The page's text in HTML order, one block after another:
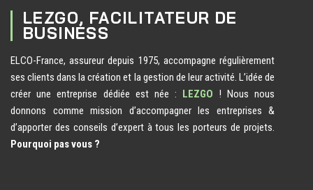
LEZGO, FACILITATEUR DE
BUSINESS
ELCO-France, assureur depuis 1975, accompagne régulièrement
ses clients dans la création et la gestion de leur activité. L’idée de
créer une entreprise dédiée est née : LEZGO ! Nous nous
donnons comme mission d’accompagner les entreprises &
d’apporter des conseils d’expert à tous les porteurs de projets.
Pourquoi pas vous ?